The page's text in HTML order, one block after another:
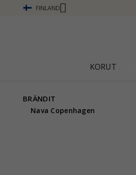
FINLAND
KORUT
BRÄNDIT
Nava Copenhagen